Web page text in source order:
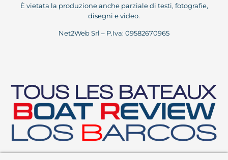
È vietata la produzione anche parziale di testi, fotografie,
disegni e video.
Net2Web Srl – P.Iva: 09582670965